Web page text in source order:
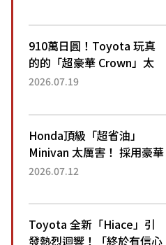
高階「Super Sport」車款
相同的...
910萬日圓！Toyota 玩真
的的「超豪華 Crown」太
厲害了！採用由「匠人技
運動化「底盤設定」！還配
備專屬豪華...
2026.07.19
Honda頂級「超省油」
Minivan 太厲害！ 採用豪華
「真皮座椅」與專屬「黑色
公里，兼具優異節能表現與
舒適「三...
2026.07.12
Toyota 全新「Hiace」引
發熱烈迴響！「終於有信心